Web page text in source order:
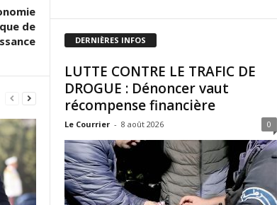
de
DERNIÈRES INFOS
LUTTE CONTRE LE TRAFIC DE
DROGUE : Dénoncer vaut
récompense financière
Le Courrier - 8 août 2026 0